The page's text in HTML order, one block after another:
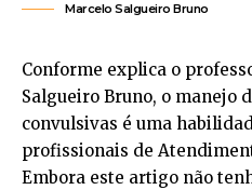
Marcelo Salgueiro Bruno
Conforme explica o
Salgueiro Bruno, o manejo
convulsivas é uma
profissionais de
Embora este artigo não